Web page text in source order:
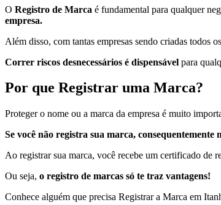
O Registro de Marca é fundamental para qualquer
empresa.
Além disso, com tantas empresas sendo criadas todos
Correr riscos desnecessários é dispensável para
Por que Registrar uma Marca?
Proteger o nome ou a marca da empresa é muito
Se você não registra sua marca, consequentemente
Ao registrar sua marca, você recebe um certificado de
Ou seja, o registro de marcas só te traz vantagens!
Conhece alguém que precisa Registrar a Marca em